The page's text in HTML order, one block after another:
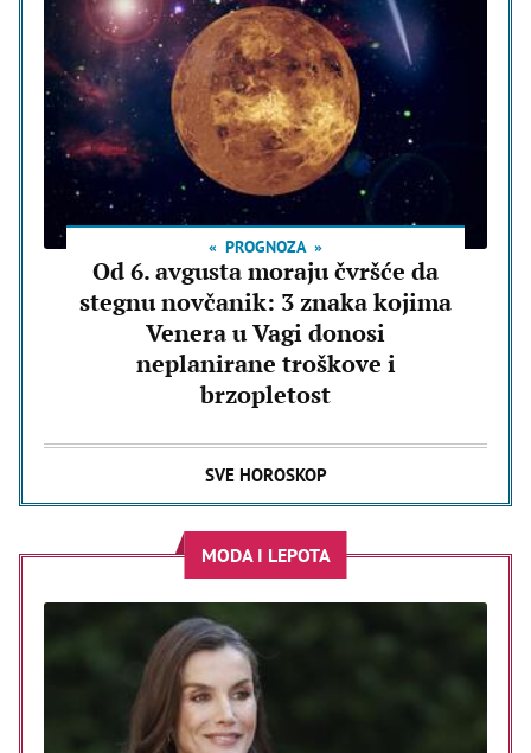
PROGNOZA
Od 6. avgusta moraju čvršće da
stegnu novčanik: 3 znaka kojima
Venera u Vagi donosi
neplanirane troškove i
brzopletost
SVE HOROSKOP
MODA I LEPOTA